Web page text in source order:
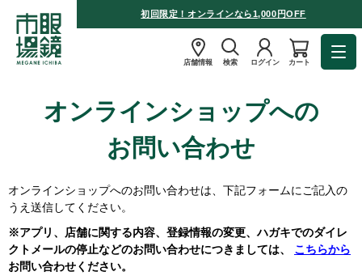
初回限定！オンラインなら1,000円OFF
店舗情報 検索 ログイン カート
オンラインショップへの
お問い合わせ
オンラインショップへのお問い合わせは、下記フォームにご記入の
うえ送信してください。
※アプリ、店舗に関する内容、登録情報の変更、ハガキでのダイレ
クトメールの停止などのお問い合わせにつきましては、 こちらから
お問い合わせください。